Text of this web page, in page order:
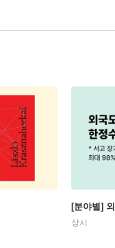
[분야별]
상시